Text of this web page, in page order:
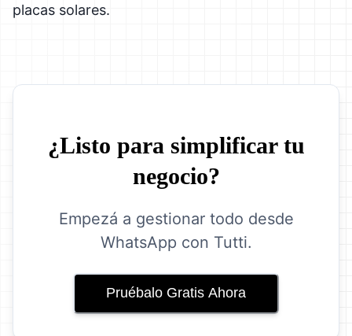
placas solares.
¿Listo para simplificar tu
negocio?
Empezá a gestionar todo desde
WhatsApp con Tutti.
Pruébalo Gratis Ahora